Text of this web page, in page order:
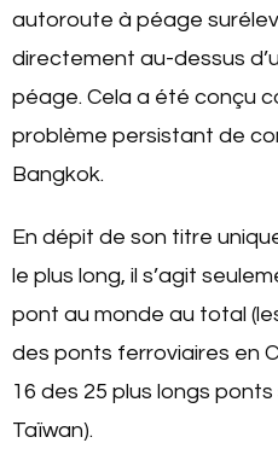
autoroute à péage
directement au-dessus
péage. Cela a été conçu
problème persistant de
Bangkok.
En dépit de son titre
le plus long, il s’agit
pont au monde au total
des ponts ferroviaires en
16 des 25 plus longs
Taïwan).